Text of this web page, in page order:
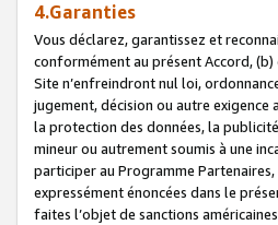
4.Garanties
Vous déclarez, garantissez et
conformément au présent Accord,
Site n’enfreindront nul loi,
jugement, décision ou autre
la protection des données, la
mineur ou autrement soumis à une
participer au Programme
expressément énoncées dans le
faites l’objet de sanctions